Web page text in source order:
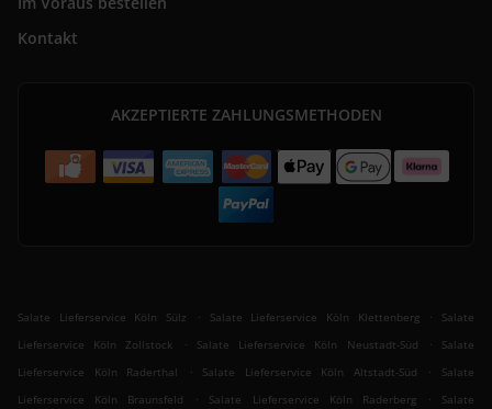
Kontakt
AKZEPTIERTE ZAHLUNGSMETHODEN
Salate Lieferservice Köln Sülz . Salate Lieferservice Köln Klettenberg .
Salate
Lieferservice Köln Zollstock
. Salate Lieferservice Köln Neustadt-Süd .
Salate
Lieferservice Köln Raderthal
. Salate Lieferservice Köln Altstadt-Süd .
Salate
Lieferservice Köln Braunsfeld
. Salate Lieferservice Köln Raderberg .
Salate